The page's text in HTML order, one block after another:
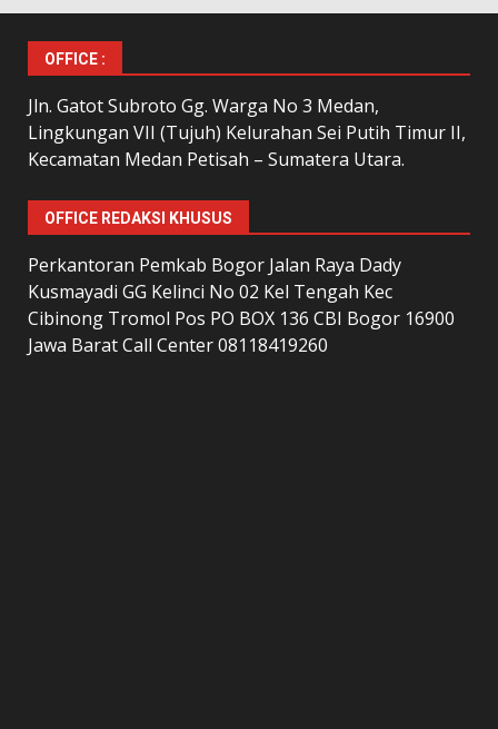
OFFICE :
Jln. Gatot Subroto Gg. Warga No 3 Medan,
Lingkungan VII (Tujuh) Kelurahan Sei Putih Timur II,
Kecamatan Medan Petisah – Sumatera Utara.
OFFICE REDAKSI KHUSUS
Perkantoran Pemkab Bogor Jalan Raya Dady
Kusmayadi GG Kelinci No 02 Kel Tengah Kec
Cibinong Tromol Pos PO BOX 136 CBI Bogor 16900
Jawa Barat Call Center 08118419260